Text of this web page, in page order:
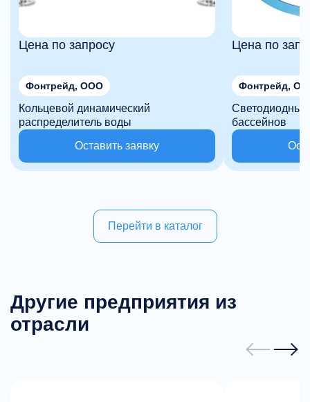
Цена по запросу
Фонтрейд, ООО
Кольцевой динамический
распределитель воды
Оставить заявку
Цена по
Фонтрейд,
бассейнов
Перейти в каталог
Другие предприятия из
отрасли